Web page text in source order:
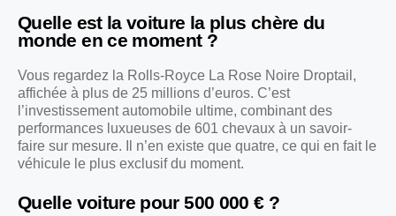
Quelle est la voiture la plus chère du
monde en ce moment ?
Vous regardez la Rolls-Royce La Rose Noire Droptail,
affichée à plus de 25 millions d’euros. C’est
l’investissement automobile ultime, combinant des
performances luxueuses de 601 chevaux à un savoir-
faire sur mesure. Il n’en existe que quatre, ce qui en fait le
véhicule le plus exclusif du moment.
Quelle voiture pour 500 000 € ?